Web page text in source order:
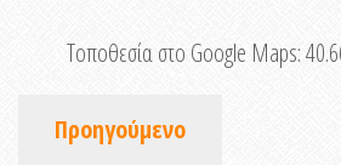
Τοποθεσία στο Google Maps:
Προηγούμενο